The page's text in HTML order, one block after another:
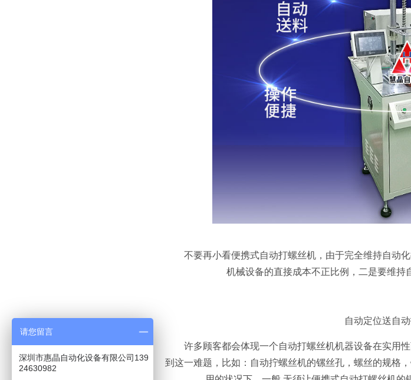
不要再小看便携式自动打螺丝机，由于完全维持自动化
机械设备的直接成本不正比例，二是要维持
自动定位送自
许多顾客都会体现一个自动打螺丝机机器设备在实用性
到这一难题，比如：自动拧螺丝机的镙丝孔，螺丝的规格
请您留言
深圳市惠晶自动化设备有限公司139
24630982